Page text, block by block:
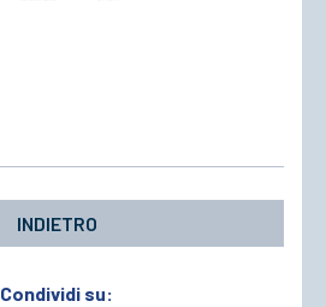
INDIETRO
Condividi su: